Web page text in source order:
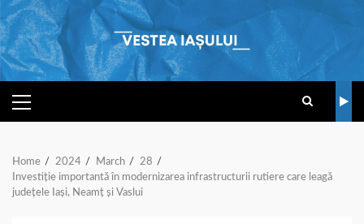
Skip
to
content
PRIMARY
MENU
Home 2024 March
28
Investiție importantă în modernizarea infrastructurii rutiere care leagă
județele Iași, Neamț și Vaslui